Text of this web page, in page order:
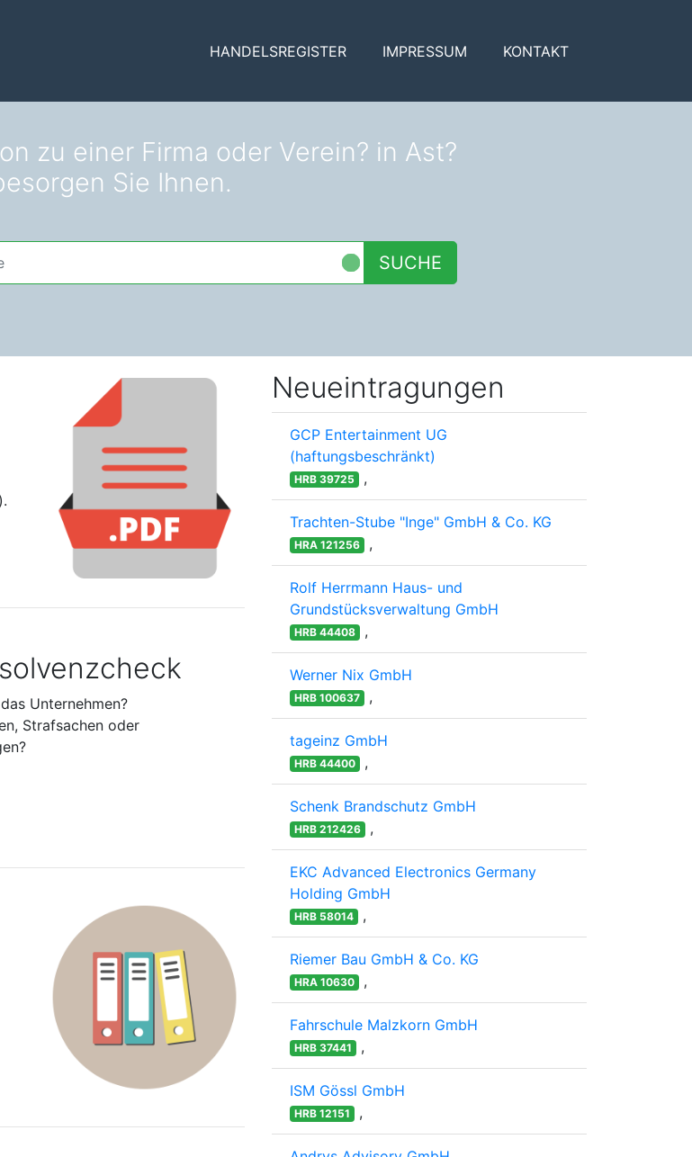
HANDELSREGISTER IMPRESSUM KONTAKT
zu einer Firma oder Verein? in Ast?
Sie Ihnen.
SUCHE
Unternehmen?
Strafsachen oder
Neueintragungen
GCP Entertainment UG
(haftungsbeschränkt)
HRB 39725 ,
Trachten-Stube "Inge" GmbH & Co. KG
HRA 121256 ,
Rolf Herrmann Haus- und
Grundstücksverwaltung GmbH
HRB 44408 ,
Werner Nix GmbH
HRB 100637 ,
tageinz GmbH
HRB 44400 ,
Schenk Brandschutz GmbH
HRB 212426 ,
EKC Advanced Electronics Germany
Holding GmbH
HRB 58014 ,
Riemer Bau GmbH & Co. KG
HRA 10630 ,
Fahrschule Malzkorn GmbH
HRB 37441 ,
ISM Gössl GmbH
HRB 12151 ,